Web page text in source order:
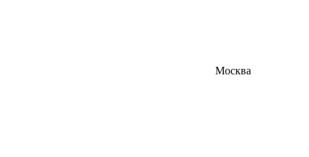
Москва